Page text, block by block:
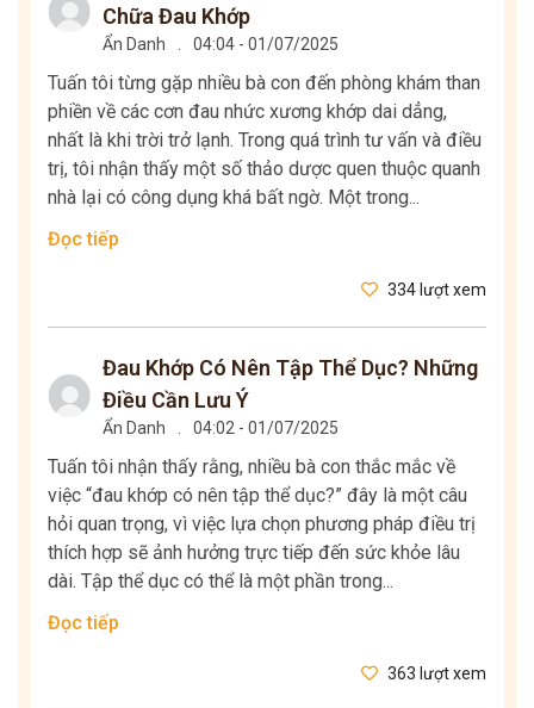
Chữa Đau Khớp
Ẩn Danh 04:04 - 01/07/2025
Tuấn tôi từng gặp nhiều bà con đến phòng khám than
phiền về các cơn đau nhức xương khớp dai dẳng,
nhất là khi trời trở lạnh. Trong quá trình tư vấn và điều
trị, tôi nhận thấy một số thảo dược quen thuộc quanh
nhà lại có công dụng khá bất ngờ. Một trong...
Đọc tiếp
334 lượt xem
Đau Khớp Có Nên Tập Thể Dục? Những
Điều Cần Lưu Ý
Ẩn Danh 04:02 - 01/07/2025
Tuấn tôi nhận thấy rằng, nhiều bà con thắc mắc về
việc “đau khớp có nên tập thể dục?” đây là một câu
hỏi quan trọng, vì việc lựa chọn phương pháp điều trị
thích hợp sẽ ảnh hưởng trực tiếp đến sức khỏe lâu
dài. Tập thể dục có thể là một phần trong...
Đọc tiếp
363 lượt xem